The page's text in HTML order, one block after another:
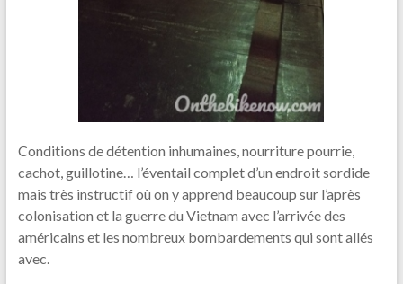
Conditions de détention inhumaines, nourriture pourrie,
cachot, guillotine… l’éventail complet d’un endroit sordide
mais très instructif où on y apprend beaucoup sur l’après
colonisation et la guerre du Vietnam avec l’arrivée des
américains et les nombreux bombardements qui sont allés
avec.